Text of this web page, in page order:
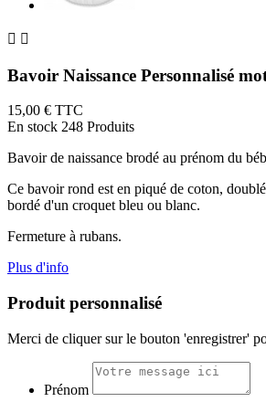
 
Bavoir Naissance Personnalisé
15,00 € TTC
En stock 248 Produits
Bavoir de naissance brodé au prénom du
Ce bavoir rond est en piqué de coton,
bordé d'un croquet bleu ou blanc.
Fermeture à rubans.
Plus d'info
Produit personnalisé
Merci de cliquer sur le bouton 'enregistrer'
Prénom